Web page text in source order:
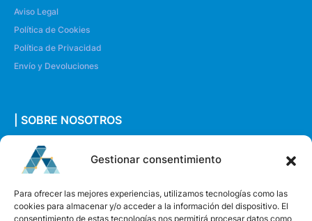
Gestionar consentimiento
Para ofrecer las mejores experiencias, utilizamos tecnologías como las
cookies para almacenar y/o acceder a la información del dispositivo. El
consentimiento de estas tecnologías nos permitirá procesar datos como
Aviso Legal
Política de Cookies
Política de Privacidad
Envío y Devoluciones
| SOBRE NOSOTROS
Quiénes somos
Envíanos un mensaje